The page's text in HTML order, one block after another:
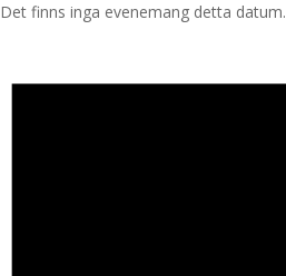
Det finns inga evenemang detta datum.